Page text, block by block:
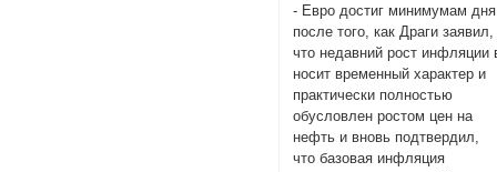
- Евро достиг минимумам дня
после того, как Драги заявил,
что недавний рост инфляции
носит временный характер и
практически полностью
обусловлен ростом цен на
нефть и вновь подтвердил,
что базовая инфляция